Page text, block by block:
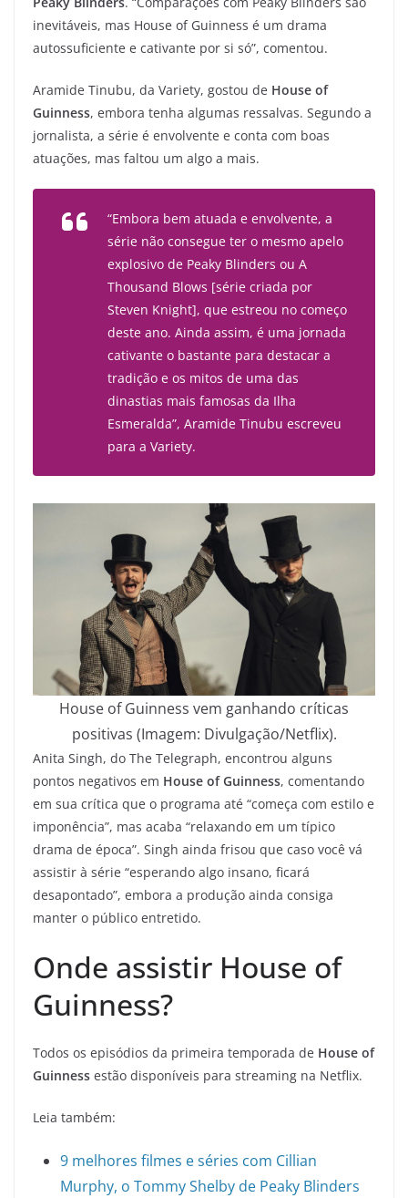
inevitáveis, mas House of Guinness é um drama
autossuficiente e cativante por si só”, comentou.
Aramide Tinubu, da Variety, gostou de House of
Guinness, embora tenha algumas ressalvas. Segundo a
jornalista, a série é envolvente e conta com boas
atuações, mas faltou um algo a mais.
“Embora bem atuada e envolvente, a
série não consegue ter o mesmo apelo
explosivo de Peaky Blinders ou A
Thousand Blows [série criada por
Steven Knight], que estreou no começo
deste ano. Ainda assim, é uma jornada
cativante o bastante para destacar a
tradição e os mitos de uma das
dinastias mais famosas da Ilha
Esmeralda”, Aramide Tinubu escreveu
para a Variety.
House of Guinness vem ganhando críticas
positivas (Imagem: Divulgação/Netflix).
Anita Singh, do The Telegraph, encontrou alguns
pontos negativos em House of Guinness, comentando
em sua crítica que o programa até “começa com estilo e
imponência”, mas acaba “relaxando em um típico
drama de época”. Singh ainda frisou que caso você vá
assistir à série “esperando algo insano, ficará
desapontado”, embora a produção ainda consiga
manter o público entretido.
Onde assistir House of
Guinness?
Todos os episódios da primeira temporada de House of
Guinness estão disponíveis para streaming na Netflix.
Leia também:
9 melhores filmes e séries com Cillian
Murphy, o Tommy Shelby de Peaky Blinders